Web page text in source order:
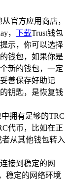
官方应用商店，
， 下载Trust钱包
示，你可以选择
钱包，如果你是
新的钱包，一定
善保存好助记
钥匙，是恢复钱
拥有足够的TRC
代币，比如在正
从其他钱包转入
接到稳定的网
稳定的网络环境